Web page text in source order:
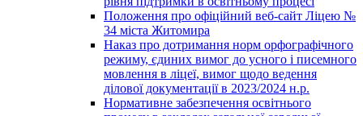
Положення про офіційний веб-сайт Ліцею №
34 міста Житомира
Наказ про дотримання норм орфографічного
режиму, єдиних вимог до усного і писемного
мовлення в ліцеї, вимог щодо ведення
ділової документації в 2023/2024 н.р.
Нормативне забезпечення освітнього